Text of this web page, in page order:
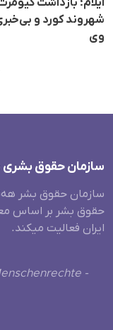
شهروند کورد و
وی
سازمان حقوق بشری
سازمان حقوق بشر
حقوق بشر بر اساس
ایران فعالیت میکند.
-